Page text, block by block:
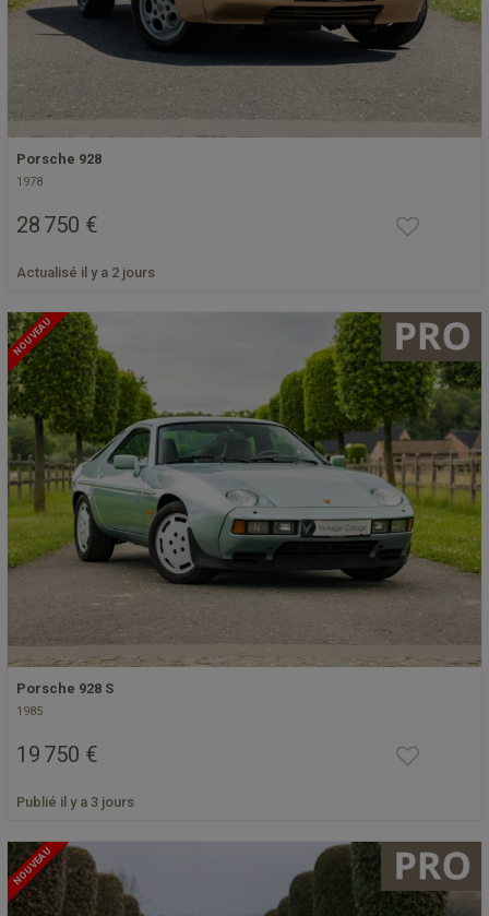
Porsche 928
1978
28 750 €
Actualisé il y a 2 jours
NOUVEAU
Porsche 928 S
1985
19 750 €
Publié il y a 3 jours
NOUVEAU